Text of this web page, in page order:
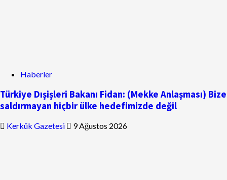
Haberler
Türkiye Dışişleri Bakanı Fidan: (Mekke Anlaşması) Bize
saldırmayan hiçbir ülke hedefimizde değil
Kerkük Gazetesi 9 Ağustos 2026